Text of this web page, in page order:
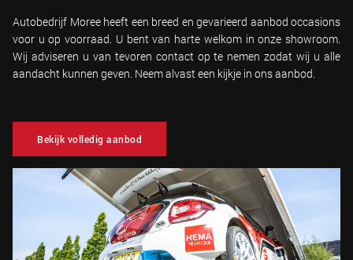
Autobedrijf Moree heeft een breed en gevarieerd aanbod occasions
voor u op voorraad. U bent van harte welkom in onze showroom.
Wij adviseren u van tevoren contact op te nemen zodat wij u alle
aandacht kunnen geven. Neem alvast een kijkje in ons aanbod.
Bekijk volledig aanbod